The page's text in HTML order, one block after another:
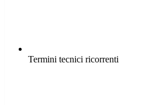
Termini tecnici ricorrenti